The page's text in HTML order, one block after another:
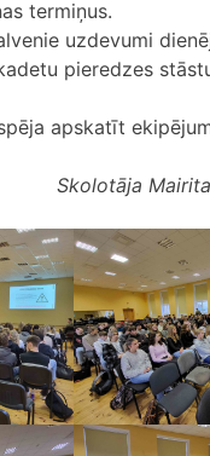
termiņus.
uzdevumi
pieredzes
apskatīt
Skolotāja